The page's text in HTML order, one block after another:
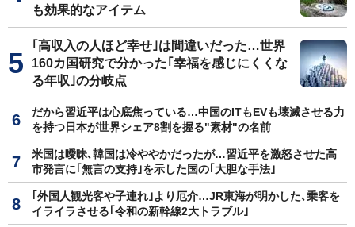
も効果的なアイテム
｢高収入の人ほど幸せ｣は間違いだった…世界
160カ国研究で分かった｢幸福を感じにくくな
る年収｣の分岐点
だから習近平は心底焦っている…中国のITもEVも壊滅させる力
を持つ日本が世界シェア8割を握る"素材"の名前
米国は曖昧､韓国は冷ややかだったが…習近平を激怒させた高
市発言に｢無言の支持｣を示した国の｢大胆な手法｣
｢外国人観光客や子連れ｣より厄介…JR東海が明かした､乗客を
イライラさせる｢令和の新幹線2大トラブル｣